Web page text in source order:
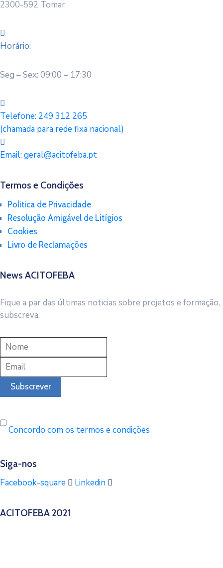
2300-592 Tomar
Horário:
Seg – Sex: 09:00 – 17:30
Telefone: 249 312 265
(chamada para rede fixa nacional)
Email:geral@acitofeba.pt
Termos e Condições
Politica de Privacidade
Resolução Amigável de Litígios
Cookies
Livro de Reclamações
News ACITOFEBA
Fique a par das últimas noticias sobre projetos e formação,
subscreva.
Concordo com os termos e condições
Siga-nos
Facebook-square
Linkedin
ACITOFEBA 2021